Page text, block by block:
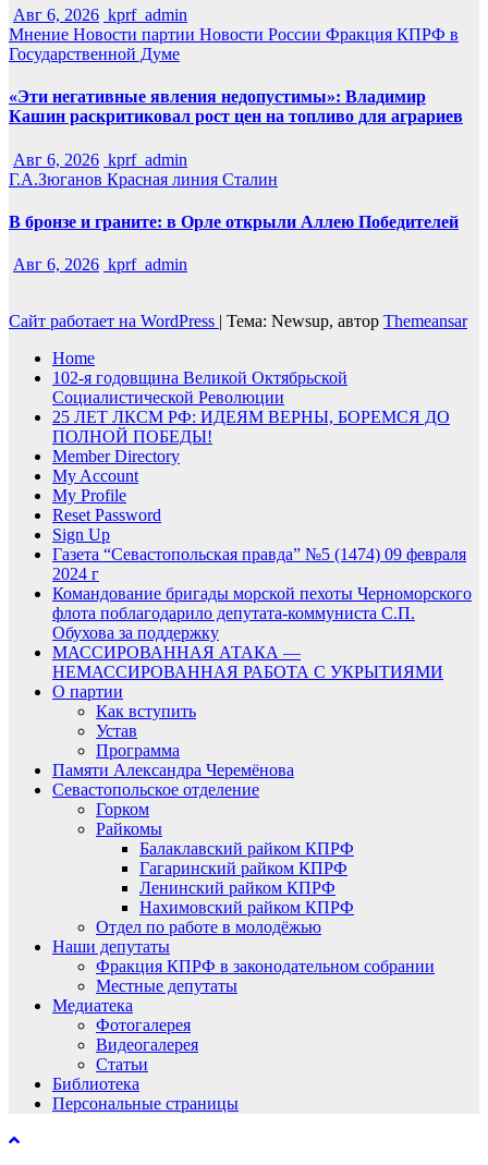
Авг 6, 2026 kprf_admin
Мнение Новости партии Новости России Фракция КПРФ в
Государственной Думе
«Эти негативные явления недопустимы»: Владимир
Кашин раскритиковал рост цен на топливо для аграриев
Авг 6, 2026 kprf_admin
Г.А.Зюганов Красная линия Сталин
В бронзе и граните: в Орле открыли Аллею Победителей
Авг 6, 2026 kprf_admin
Сайт работает на WordPress | Тема: Newsup, автор Themeansar
Home
102-я годовщина Великой Октябрьской
Социалистической Революции
25 ЛЕТ ЛКСМ РФ: ИДЕЯМ ВЕРНЫ, БОРЕМСЯ ДО
ПОЛНОЙ ПОБЕДЫ!
Member Directory
My Account
My Profile
Reset Password
Sign Up
Газета “Севастопольская правда” №5 (1474) 09 февраля
2024 г
Командование бригады морской пехоты Черноморского
флота поблагодарило депутата-коммуниста С.П.
Обухова за поддержку
МАССИРОВАННАЯ АТАКА —
НЕМАССИРОВАННАЯ РАБОТА С УКРЫТИЯМИ
О партии
Как вступить
Устав
Программа
Памяти Александра Черемёнова
Севастопольское отделение
Горком
Райкомы
Балаклавский райком КПРФ
Гагаринский райком КПРФ
Ленинский райком КПРФ
Нахимовский райком КПРФ
Отдел по работе в молодёжью
Наши депутаты
Фракция КПРФ в законодательном собрании
Местные депутаты
Медиатека
Фотогалерея
Видеогалерея
Статьи
Библиотека
Персональные страницы